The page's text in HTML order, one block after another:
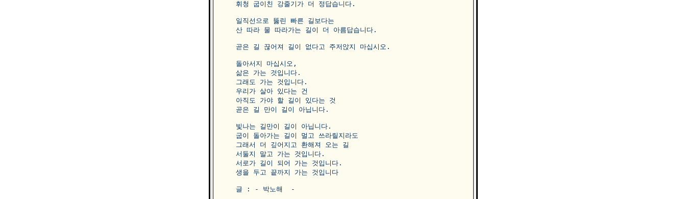
휘청 굽이친 강줄기가 더 정답습니다.
일직선으로 뚫린 빠른 길보다는
산 따라 물 따라가는 길이 더 아름답습니다.
곧은 길 끊어져 길이 없다고 주저앉지 마십시오.
돌아서지 마십시오,
삶은 가는 것입니다.
그래도 가는 것입니다.
우리가 살아 있다는 건
아직도 가야 할 길이 있다는 것
곧은 길 만이 길이 아닙니다.
빛나는 길만이 길이 아닙니다.
굽이 돌아가는 길이 멀고 쓰라릴지라도
그래서 더 깊어지고 환해져 오는 길
서둘지 말고 가는 것입니다.
서로가 길이 되어 가는 것입니다.
생을 두고 끝까지 가는 것입니다